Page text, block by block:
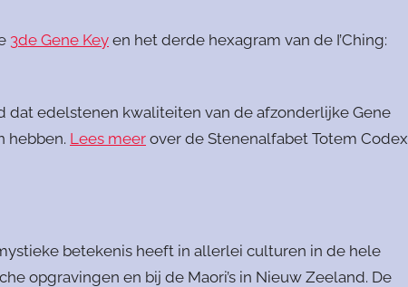
3de Gene Key en het derde hexagram van de I’Ching:
dat edelstenen kwaliteiten van de afzonderlijke Gene
hebben. Lees meer over de Stenenalfabet Totem Codex
betekenis heeft in allerlei culturen in de hele
opgravingen en bij de Maori’s in Nieuw Zeeland. De